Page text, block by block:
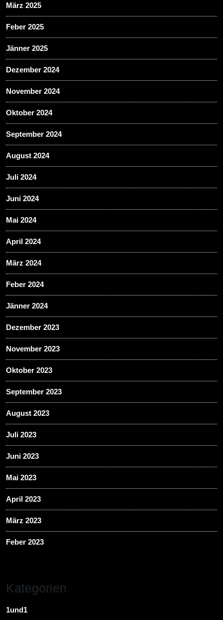
März 2025
Feber 2025
Jänner 2025
Dezember 2024
November 2024
Oktober 2024
September 2024
August 2024
Juli 2024
Juni 2024
Mai 2024
April 2024
März 2024
Feber 2024
Jänner 2024
Dezember 2023
November 2023
Oktober 2023
September 2023
August 2023
Juli 2023
Juni 2023
Mai 2023
April 2023
März 2023
Feber 2023
Kategorien
1und1